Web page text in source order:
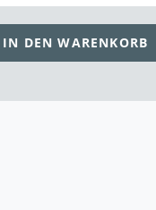
IN DEN WARENKORB